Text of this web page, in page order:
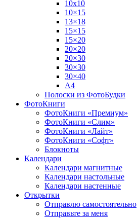
10х10
10×15
13×18
15×15
15×20
20×20
20×30
30×30
30×40
A4
Полоски из ФотоБудки
ФотоКниги
ФотоКниги «Премиум»
ФотоКниги «Слим»
ФотоКниги «Лайт»
ФотоКниги «Софт»
Блокноты
Календари
Календари магнитные
Календари настольные
Календари настенные
Открытки
Отправлю самостоятельно
Отправьте за меня